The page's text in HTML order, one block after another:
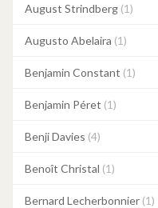
August Strindberg (1)
Augusto Abelaira (1)
Benjamin Constant (1)
Benjamin Péret (1)
Benji Davies (4)
Benoît Christal (1)
Bernard Lecherbonnier (1)